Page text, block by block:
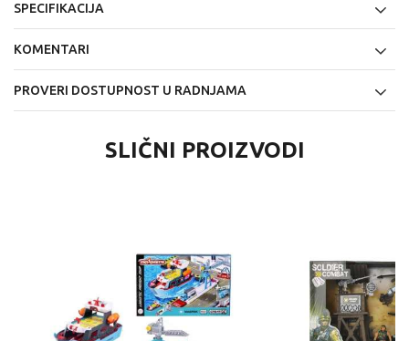
SPECIFIKACIJA
KOMENTARI
PROVERI DOSTUPNOST U RADNJAMA
SLIČNI PROIZVODI